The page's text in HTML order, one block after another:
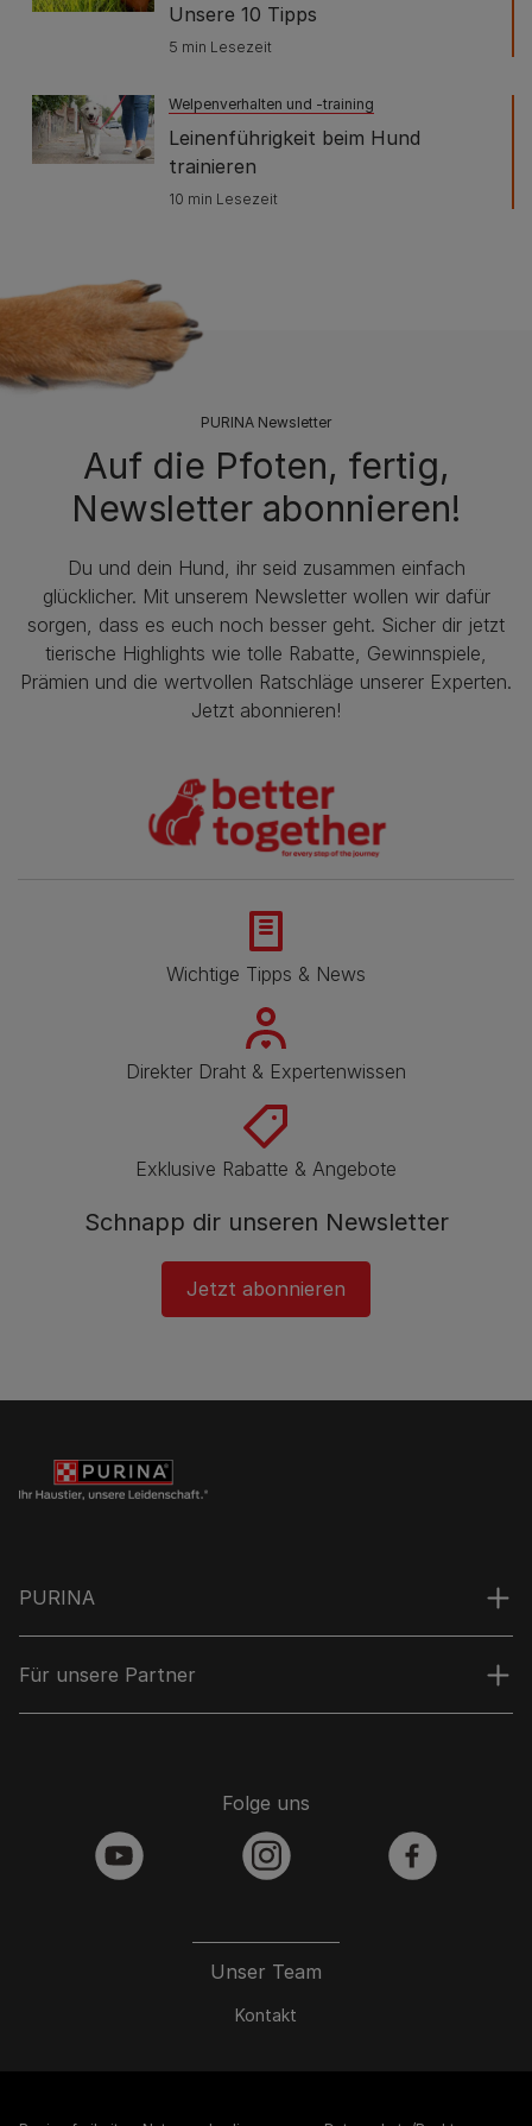
Unsere 10 Tipps
5 min Lesezeit
Welpenverhalten und -training
Leinenführigkeit beim Hund
trainieren
10 min Lesezeit
PURINA Newsletter
Auf die Pfoten, fertig,
Newsletter abonnieren!
Du und dein Hund, ihr seid zusammen einfach
glücklicher. Mit unserem Newsletter wollen wir dafür
sorgen, dass es euch noch besser geht. Sicher dir jetzt
tierische Highlights wie tolle Rabatte, Gewinnspiele,
Prämien und die wertvollen Ratschläge unserer Experten.
Jetzt abonnieren!
Wichtige Tipps & News
Direkter Draht & Expertenwissen
Exklusive Rabatte & Angebote
Schnapp dir unseren Newsletter
Jetzt abonnieren
PURINA
Für unsere Partner
Unser Team
Kontakt
Folge uns
youtube instagram facebook